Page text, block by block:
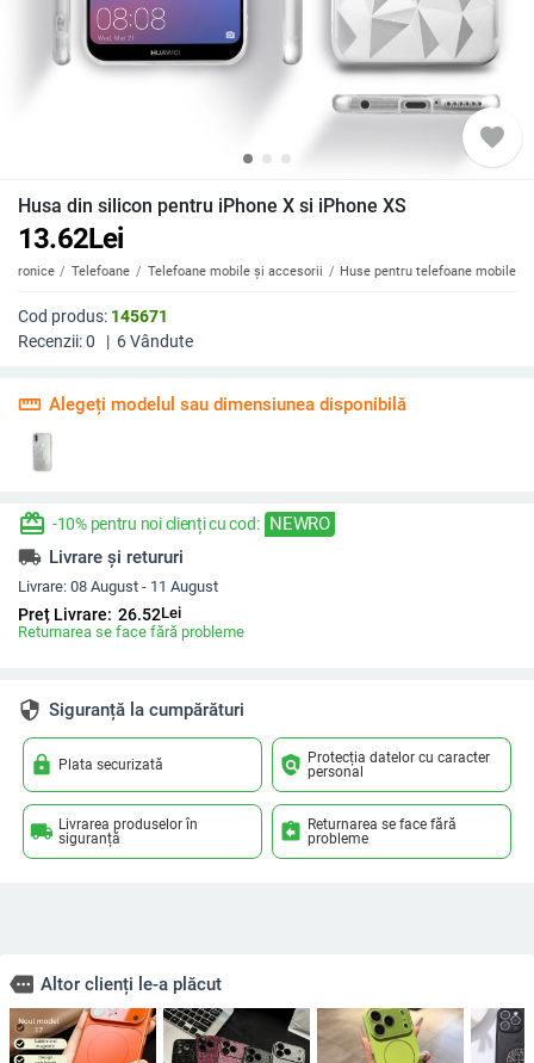
favorite
Husa din silicon pentru iPhone X si iPhone XS
13.62Lei
Telefoane Telefoane mobile și accesorii Huse pentru telefoane mobile
Cod produs: 145671
Recenzii:0 | 6Vândute
straighten Alegeți modelul sau dimensiunea disponibilă
redeem -10% pentru noi clienți cu cod: NEWRO
local_shipping Livrare și retururi
Livrare: 08 August - 11 August
Preț Livrare: 26.52Lei
Returnarea se face fără probleme
security Siguranță la cumpărături
lock Plata securizată policy Protecția datelor cu caracter
personal
local_shipping Livrarea produselor în
siguranță
assignment_return Returnarea se face fără
probleme
more Altor clienți le-a plăcut